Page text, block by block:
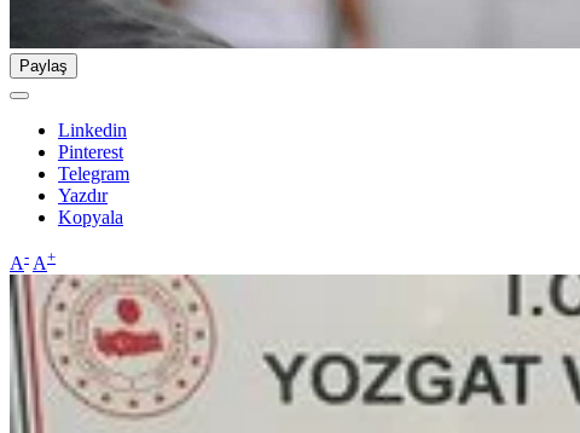
Paylaş
Linkedin
Pinterest
Telegram
Yazdır
Kopyala
A- A+